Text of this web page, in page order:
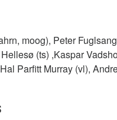
moog), Peter
(ts) ,Kaspar
Parfitt Murray (vl),